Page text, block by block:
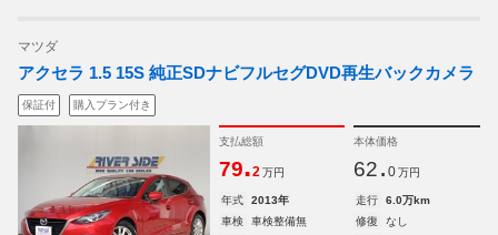
マツダ
アクセラ 1.5 15S 純正SDナビフルセグDVD再生バックカメラ
保証付 購入プラン付き
支払総額
79.2 万円
本体価格
62. 0 万円
年式 2013年 走行
6.0万km
車検
車検整備無 修復
なし